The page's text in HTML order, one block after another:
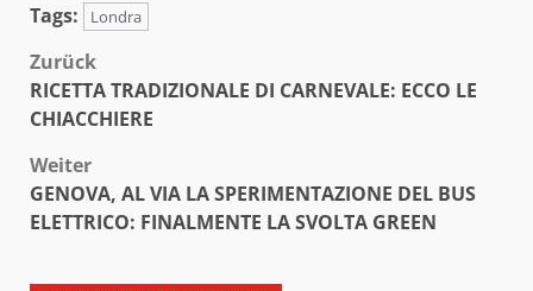
Tags: Londra
Beitragsnavigation
Zurück
RICETTA TRADIZIONALE DI CARNEVALE: ECCO LE
CHIACCHIERE
Weiter
GENOVA, AL VIA LA SPERIMENTAZIONE DEL BUS
ELETTRICO: FINALMENTE LA SVOLTA GREEN